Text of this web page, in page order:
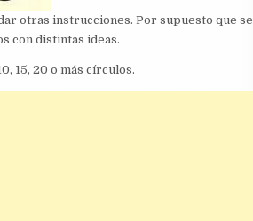
otras instrucciones. Por supuesto que se
con distintas ideas.
15, 20 o más círculos.